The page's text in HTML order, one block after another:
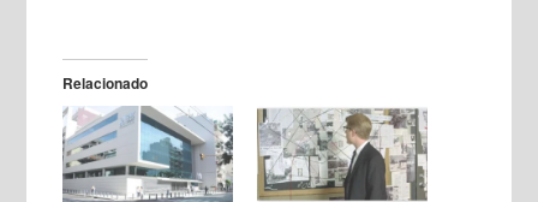
Relacionado